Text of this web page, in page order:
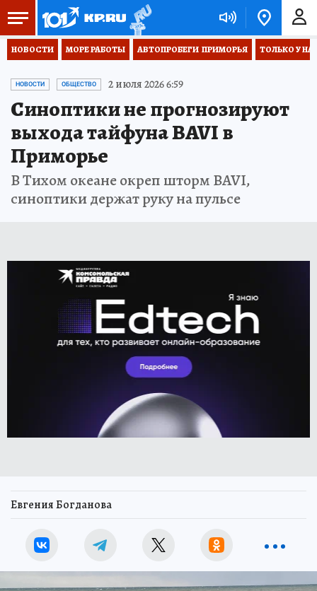
НОВОСТИ МОРЕ РАБОТЫ АВТОПРОБЕГИ  ПРИМОРЬЯ ТОЛЬКО У
НОВОСТИ ОБЩЕСТВО 2 июля 2026 6:59
Синоптики не прогнозируют
выхода тайфуна BAVI в
Приморье
В Тихом океане окреп шторм BAVI,
синоптики держат руку на пульсе
Евгения Богданова